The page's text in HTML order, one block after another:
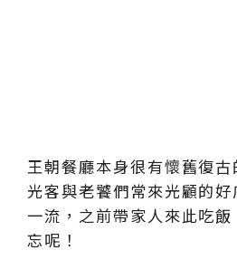
王朝餐廳本身很有懷舊復
光客與老饕們常來光顧的
一流，之前帶家人來此吃
忘呢！